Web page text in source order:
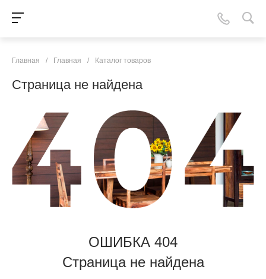
Главная / Главная / Каталог товаров
Страница не найдена
ОШИБКА 404
Страница не найдена